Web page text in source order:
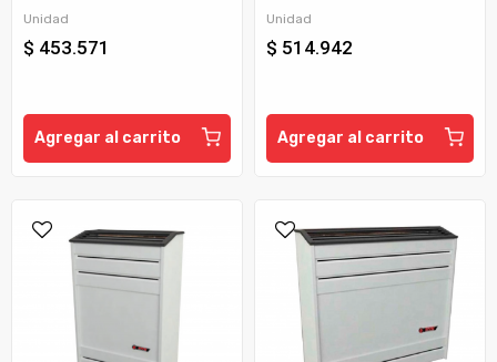
Unidad
$ 453.571
Agregar al carrito
Unidad
$ 514.942
Agregar al carrito